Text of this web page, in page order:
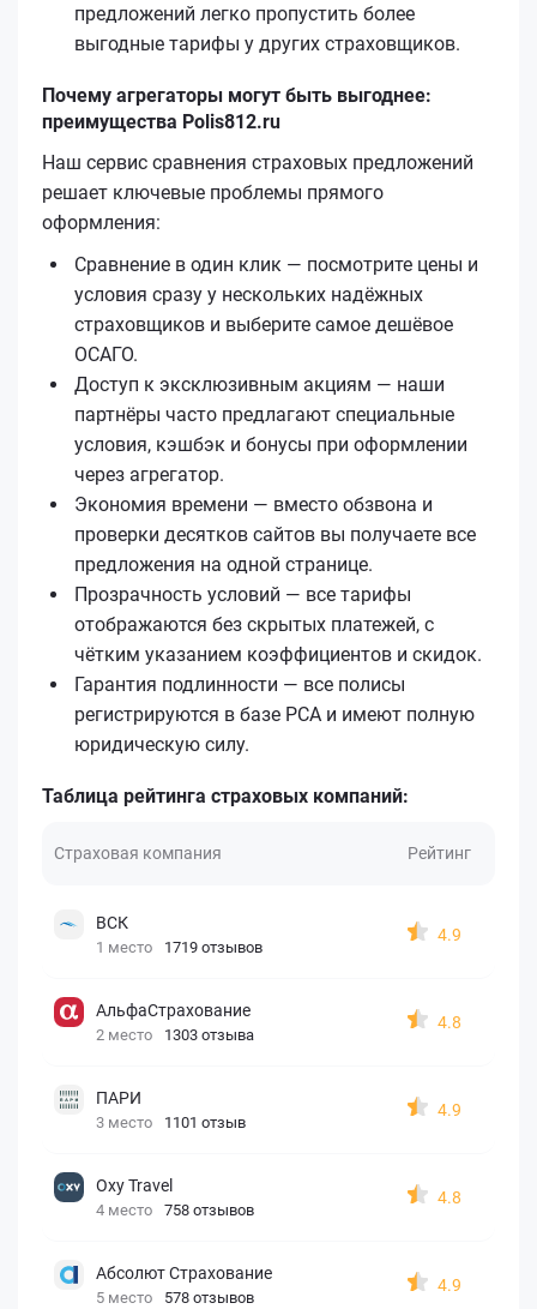
предложений легко пропустить более
выгодные тарифы у других страховщиков.
Почему агрегаторы могут быть выгоднее:
преимущества Polis812.ru
Наш сервис сравнения страховых предложений
решает ключевые проблемы прямого
оформления:
Сравнение в один клик — посмотрите цены и
условия сразу у нескольких надёжных
страховщиков и выберите самое дешёвое
ОСАГО.
Доступ к эксклюзивным акциям — наши
партнёры часто предлагают специальные
условия, кэшбэк и бонусы при оформлении
через агрегатор.
Экономия времени — вместо обзвона и
проверки десятков сайтов вы получаете все
предложения на одной странице.
Прозрачность условий — все тарифы
отображаются без скрытых платежей, с
чётким указанием коэффициентов и скидок.
Гарантия подлинности — все полисы
регистрируются в базе РСА и имеют полную
юридическую силу.
Таблица рейтинга страховых компаний:
Страховая компания Рейтинг
ВСК
1 место 1719 отзывов
4.9
АльфаСтрахование
2 место 1303 отзыва
4.8
ПАРИ
3 место 1101 отзыв
4.9
Oxy Travel
4 место 758 отзывов
4.8
Абсолют Страхование
5 место 578 отзывов
4.9